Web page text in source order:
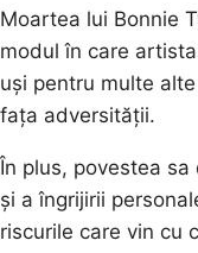
Moartea lui Bonnie
modul în care
uși pentru multe
fața adversității.
În plus, povestea
și a îngrijirii
riscurile care vin cu